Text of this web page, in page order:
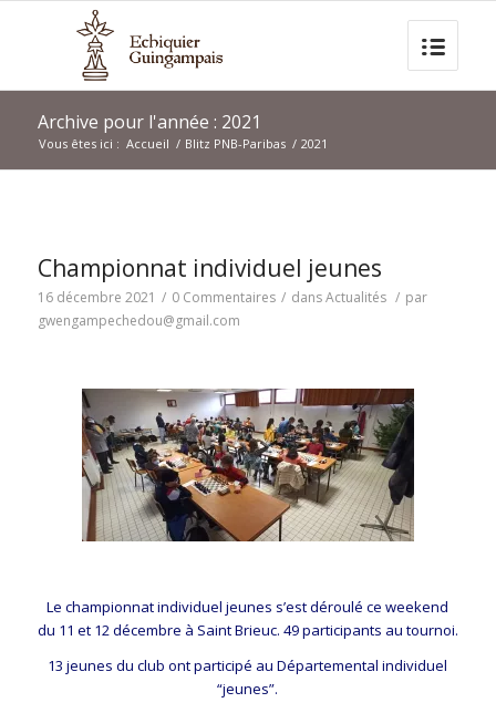
Archive pour l'année : 2021
Vous êtes ici : Accueil / Blitz PNB-Paribas / 2021
Championnat individuel jeunes
16 décembre 2021 / 0 Commentaires / dansActualités / par
gwengampechedou@gmail.com
Le championnat individuel jeunes s’est déroulé ce weekend
du 11 et 12 décembre à Saint Brieuc. 49 participants au tournoi.
13 jeunes du club ont participé au Départemental individuel
“jeunes”.